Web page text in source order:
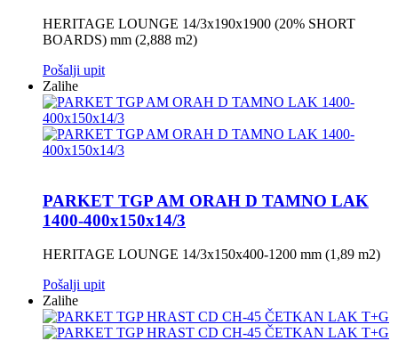
HERITAGE LOUNGE 14/3x190x1900 (20% SHORT
BOARDS) mm (2,888 m2)
Pošalji upit
Zalihe
PARKET TGP AM ORAH D TAMNO LAK
1400-400x150x14/3
HERITAGE LOUNGE 14/3x150x400-1200 mm (1,89 m2)
Pošalji upit
Zalihe